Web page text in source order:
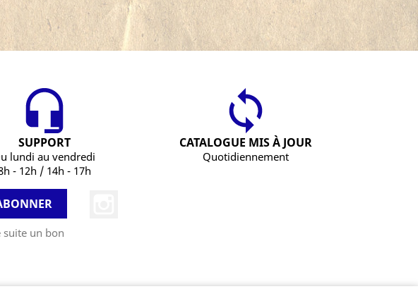
SUPPORT
lundi au vendredi
- 12h / 14h - 17h
CATALOGUE MIS À JOUR
Quotidiennement
suite un bon